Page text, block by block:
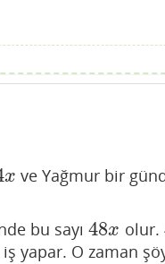
x
x ve Yağmur bir
bu sayı 48x
48x olur.
iş yapar. O zaman